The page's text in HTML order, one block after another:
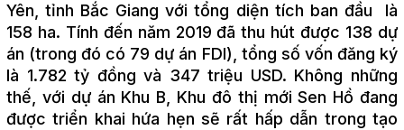
Yên, tỉnh Bắc Giang với tổng diện tích ban đầu là
158 ha. Tính đến năm 2019 đã thu hút được 138 dự
án (trong đó có 79 dự án FDI), tổng số vốn đăng ký
là 1.782 tỷ đồng và 347 triệu USD. Không những
thế, với dự án Khu B, Khu đô thị mới Sen Hồ đang
được triển khai hứa hẹn sẽ rất hấp dẫn trong tạo